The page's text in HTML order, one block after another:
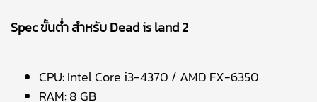
Spec ขั้นต่ำ สำหรับ Dead is land 2
CPU: Intel Core i3-4370 / AMD FX-6350
RAM: 8 GB